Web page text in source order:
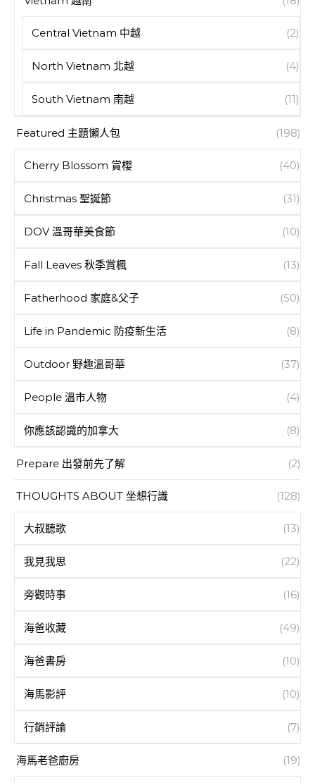
Central Vietnam 中越 (2)
North Vietnam 北越 (4)
South Vietnam 南越 (11)
Featured 主題懶人包 (198)
Cherry Blossom 賞櫻 (40)
Christmas 聖誕節 (31)
DOV 溫哥華美食節 (10)
Fall Leaves 秋季賞楓 (13)
Fatherhood 家庭&父子 (50)
Life in Pandemic 防疫新生活 (8)
Outdoor 野趣溫哥華 (37)
People 溫市人物 (4)
你應該認識的加拿大 (8)
Prepare 出發前先了解 (2)
THOUGHTS ABOUT 坐想行識 (128)
大叔聽歌 (13)
我見我思 (22)
旁觀時事 (16)
海爸收藏 (49)
海爸書房 (10)
海馬影評 (10)
行銷評論 (7)
海馬老爸廚房 (19)